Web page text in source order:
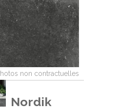
Nordik